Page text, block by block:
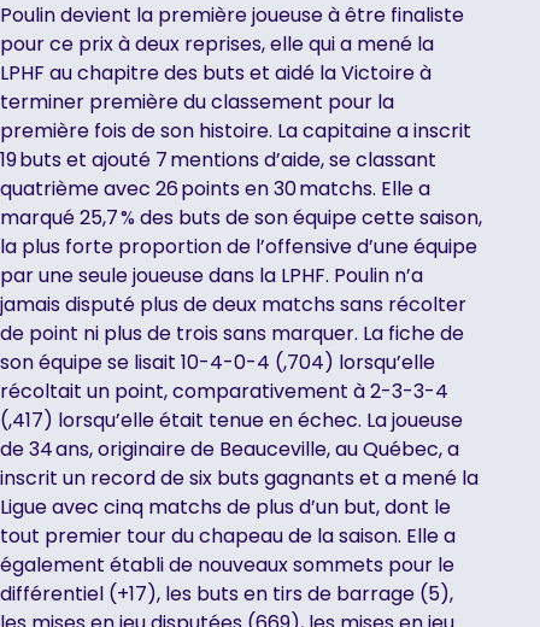
Poulin devient la première joueuse à être finaliste
pour ce prix à deux reprises, elle qui a mené la
LPHF au chapitre des buts et aidé la Victoire à
terminer première du classement pour la
première fois de son histoire. La capitaine a inscrit
19 buts et ajouté 7 mentions d’aide, se classant
quatrième avec 26 points en 30 matchs. Elle a
marqué 25,7 % des buts de son équipe cette saison,
la plus forte proportion de l’offensive d’une équipe
par une seule joueuse dans la LPHF. Poulin n’a
jamais disputé plus de deux matchs sans récolter
de point ni plus de trois sans marquer. La fiche de
son équipe se lisait 10-4-0-4 (,704) lorsqu’elle
récoltait un point, comparativement à 2-3-3-4
(,417) lorsqu’elle était tenue en échec. La joueuse
de 34 ans, originaire de Beauceville, au Québec, a
inscrit un record de six buts gagnants et a mené la
Ligue avec cinq matchs de plus d’un but, dont le
tout premier tour du chapeau de la saison. Elle a
également établi de nouveaux sommets pour le
différentiel (+17), les buts en tirs de barrage (5),